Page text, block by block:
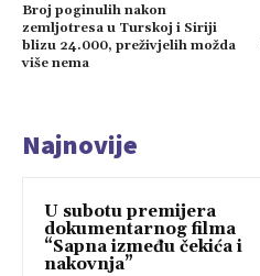
Broj poginulih nakon
zemljotresa u Turskoj i Siriji
blizu 24.000, preživjelih možda
više nema
Najnovije
U subotu premijera
dokumentarnog filma
“Sapna između čekića i
nakovnja”